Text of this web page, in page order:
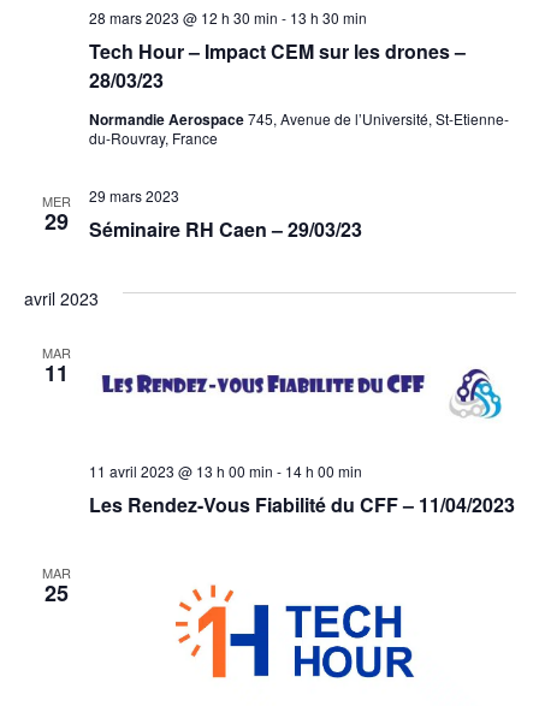
Tech Hour – Impact CEM sur les drones –
28/03/23
28 mars 2023 @ 12 h 30 min - 13 h 30 min
Normandie Aerospace745, Avenue de l’Université, St-Etienne-
du-Rouvray, France
MER
29 Séminaire RH Caen – 29/03/23
29 mars 2023
avril 2023
MAR
11
Les Rendez-Vous Fiabilité du CFF – 11/04/2023
11 avril 2023 @ 13 h 00 min - 14 h 00 min
MAR
25